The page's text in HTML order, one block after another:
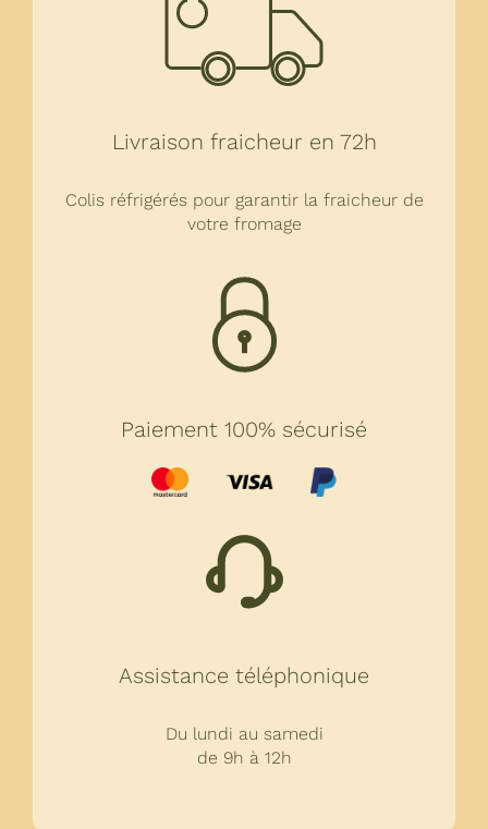
Livraison fraicheur en 72h
Colis réfrigérés pour garantir la fraicheur de
votre fromage
Paiement 100% sécurisé
Assistance téléphonique
Du lundi au samedi
de 9h à 12h